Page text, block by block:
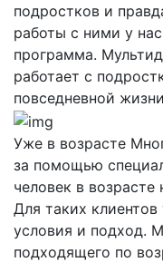
подростков и
работы с ними у
программа.
работает с
повседневной
Уже в возрасте
за помощью
человек в возрасте
Для таких
условия и подход.
подходящего по